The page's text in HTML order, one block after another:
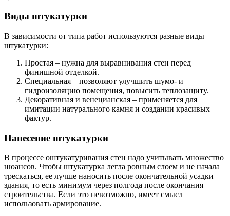
Виды штукатурки
В зависимости от типа работ используются разные виды
штукатурки:
Простая – нужна для выравнивания стен перед
финишной отделкой.
Специальная – позволяют улучшить шумо- и
гидроизоляцию помещения, повысить теплозащиту.
Декоративная и венецианская – применяется для
имитации натурального камня и создании красивых
фактур.
Нанесение штукатурки
В процессе оштукатуривания стен надо учитывать множество
нюансов. Чтобы штукатурка легла ровным слоем и не начала
трескаться, ее лучше наносить после окончательной усадки
здания, то есть минимум через полгода после окончания
строительства. Если это невозможно, имеет смысл
использовать армирование.